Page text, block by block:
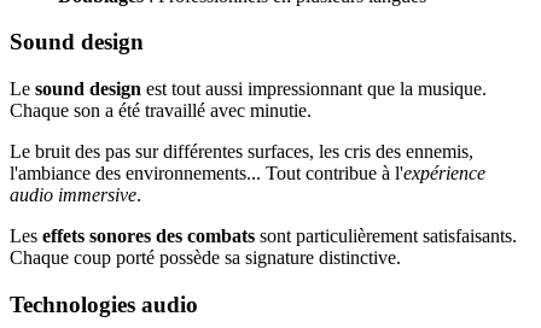
Sound design
Le sound design est tout aussi impressionnant que la musique.
Chaque son a été travaillé avec minutie.
Le bruit des pas sur différentes surfaces, les cris des ennemis,
l'ambiance des environnements... Tout contribue à l'expérience
audio immersive.
Les effets sonores des combats sont particulièrement satisfaisants.
Chaque coup porté possède sa signature distinctive.
Technologies audio